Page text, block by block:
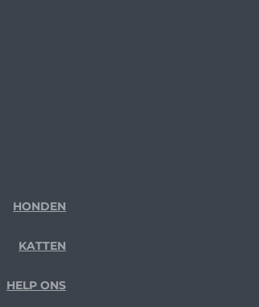
HONDEN
KATTEN
HELP ONS